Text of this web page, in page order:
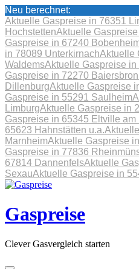
Neu berechnet:
Aktuelle Gaspreise in 76351
HochstettenAktuelle
Gaspreise in 67240
in 78089 UnterkirnachAktuelle
WaldemsAktuelle Gaspreise in
Gaspreise in 72270
DillenburgAktuelle Gaspreise
Gaspreise in 55291 Saulheim
LimburgAktuelle Gaspreise in
Gaspreise in 65345 Eltville am
65623 Hahnstätten u.a.
MarnheimAktuelle Gaspreise
Gaspreise in 77836
67814 DannenfelsAktuelle
SexauAktuelle Gaspreise in
Skip
content
Gaspreise
Clever Gasvergleich starten